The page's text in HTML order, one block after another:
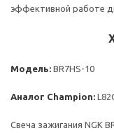
эффективной работе
Модель: BR7HS-10
Аналог Champion:
Свеча зажигания NGK